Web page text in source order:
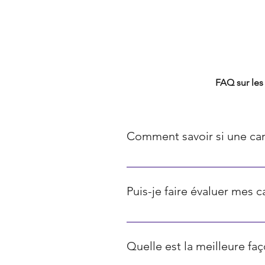
FAQ sur
Comment savoir si une
La rareté des cartes Pokémon
représentent les cartes ultra-
Puis-je faire évaluer mes
Oui, il existe diverses
Quelle est la meilleure